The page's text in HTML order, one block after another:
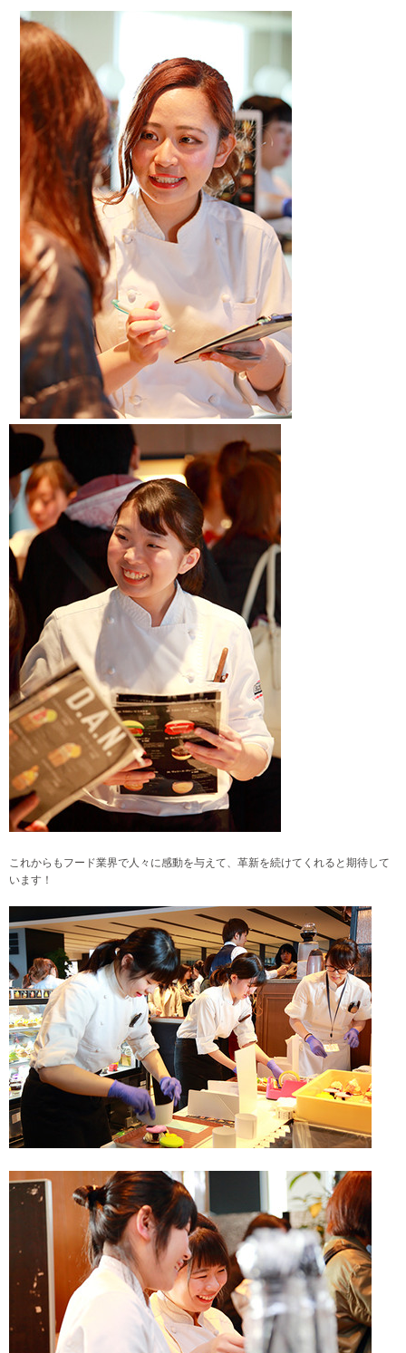
これからもフード業界で人々に感動を与えて、革新を続けてくれると期待して
います！